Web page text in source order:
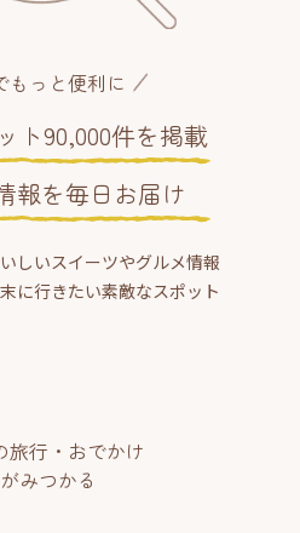
もっと便利に
ト90,000件を掲載
報を毎日お届け
しいスイーツやグルメ情報
に行きたい素敵なスポット
旅行・おでかけ
みつかる